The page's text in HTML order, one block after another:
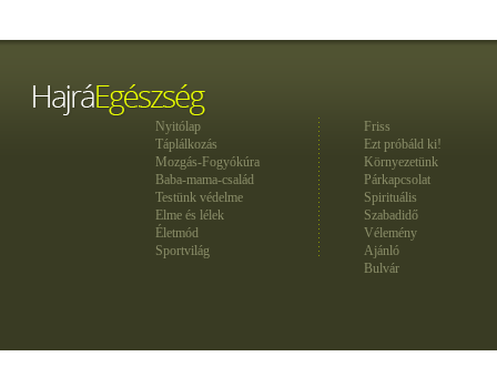
Nyitólap
Táplálkozás
Mozgás-Fogyókúra
Baba-mama-család
Testünk védelme
Elme és lélek
Életmód
Sportvilág
Friss
Ezt próbáld ki!
Környezetünk
Párkapcsolat
Spirituális
Szabadidő
Vélemény
Ajánló
Bulvár